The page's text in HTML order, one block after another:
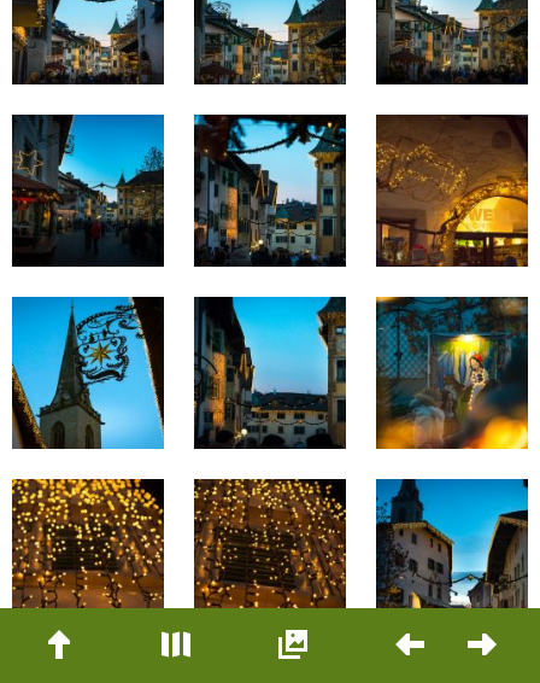
Beitrags-
Navigation